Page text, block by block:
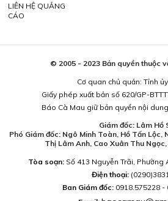
LIÊN HỆ QUẢNG
CÁO
© 2005 - 2023 Bản quyền thuộc
Cơ quan chủ quản: Tỉnh
Giấy phép xuất bản số 620/GP-
Báo Cà Mau giữ bản quyền nội
Giám đốc: Lâm Hồ
Phó Giám đốc: Ngô Minh Toàn, Hồ Tấn Lộc,
Thị Lâm Anh, Cao Xuân Thu
Tòa soạn:Số 413 Nguyễn Trãi, Phường
Điện thoại:
Ban Giám đốc: 0918.575228 -